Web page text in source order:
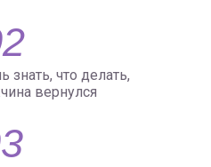
знать, что делать,
вернулся